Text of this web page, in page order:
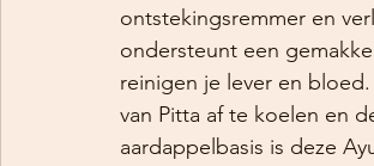
ontstekingsremmer en
ondersteunt een
reinigen je lever en
van Pitta af te koelen en
aardappelbasis is deze